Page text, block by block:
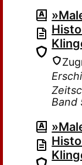
Band